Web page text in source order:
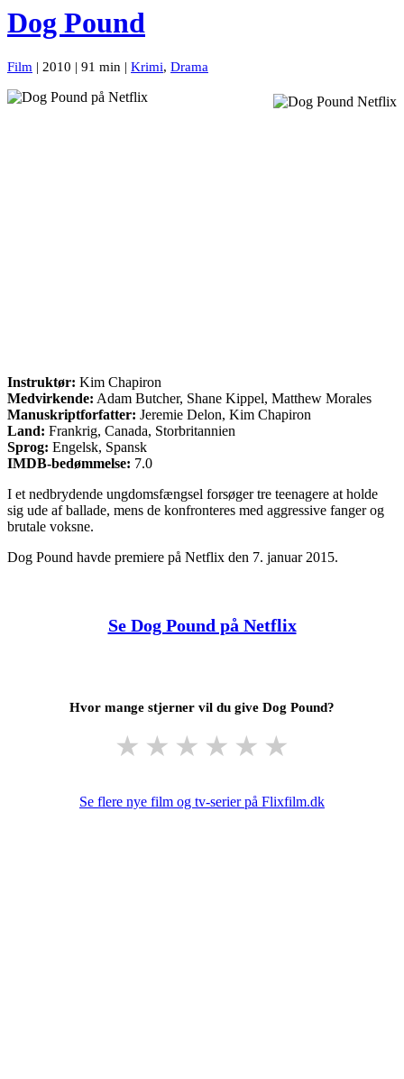
Dog Pound
Film | 2010 | 91 min | Krimi, Drama
Instruktør: Kim Chapiron
Medvirkende: Adam Butcher, Shane Kippel, Matthew Morales
Manuskriptforfatter: Jeremie Delon, Kim Chapiron
Land: Frankrig, Canada, Storbritannien
Sprog: Engelsk, Spansk
IMDB-bedømmelse: 7.0
I et nedbrydende ungdomsfængsel forsøger tre teenagere at holde
sig ude af ballade, mens de konfronteres med aggressive fanger og
brutale voksne.
Dog Pound havde premiere på Netflix den 7. januar 2015.
Se Dog Pound på Netflix
Hvor mange stjerner vil du give Dog Pound?
★ ★ ★ ★ ★ ★
Se flere nye film og tv-serier på Flixfilm.dk